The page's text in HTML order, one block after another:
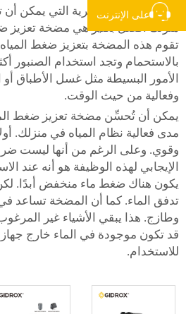
إحدى الأشياء السحرية التي يمكن
منزلك أفضل بكثير هي مضخة تعزيز
تقوم هذه المضخة بتعزيز ضغط
بالاستحمام وتجد استخدام الصنبور
الأمور البسيطة مثل غسل الأطباق أو
وفعالية من حيث الوقت.
يمكن أن تُحسِّن مضخة تعزيز ضغط
مدى فعالية نظام المياه في منزلك.
وقوي. وعلى الرغم من أنها ليست
الإيجابي لهذه الوظيفة هو أنه عند
يكون هناك ضغط ماء منخفض أبدًا.
تدفق الماء. كما أن المضخة تساعد
وطازج. هذا يبقي الأشياء غير
قد تكون موجودة في الماء خارج
للاستخدام.
على الإنترنت